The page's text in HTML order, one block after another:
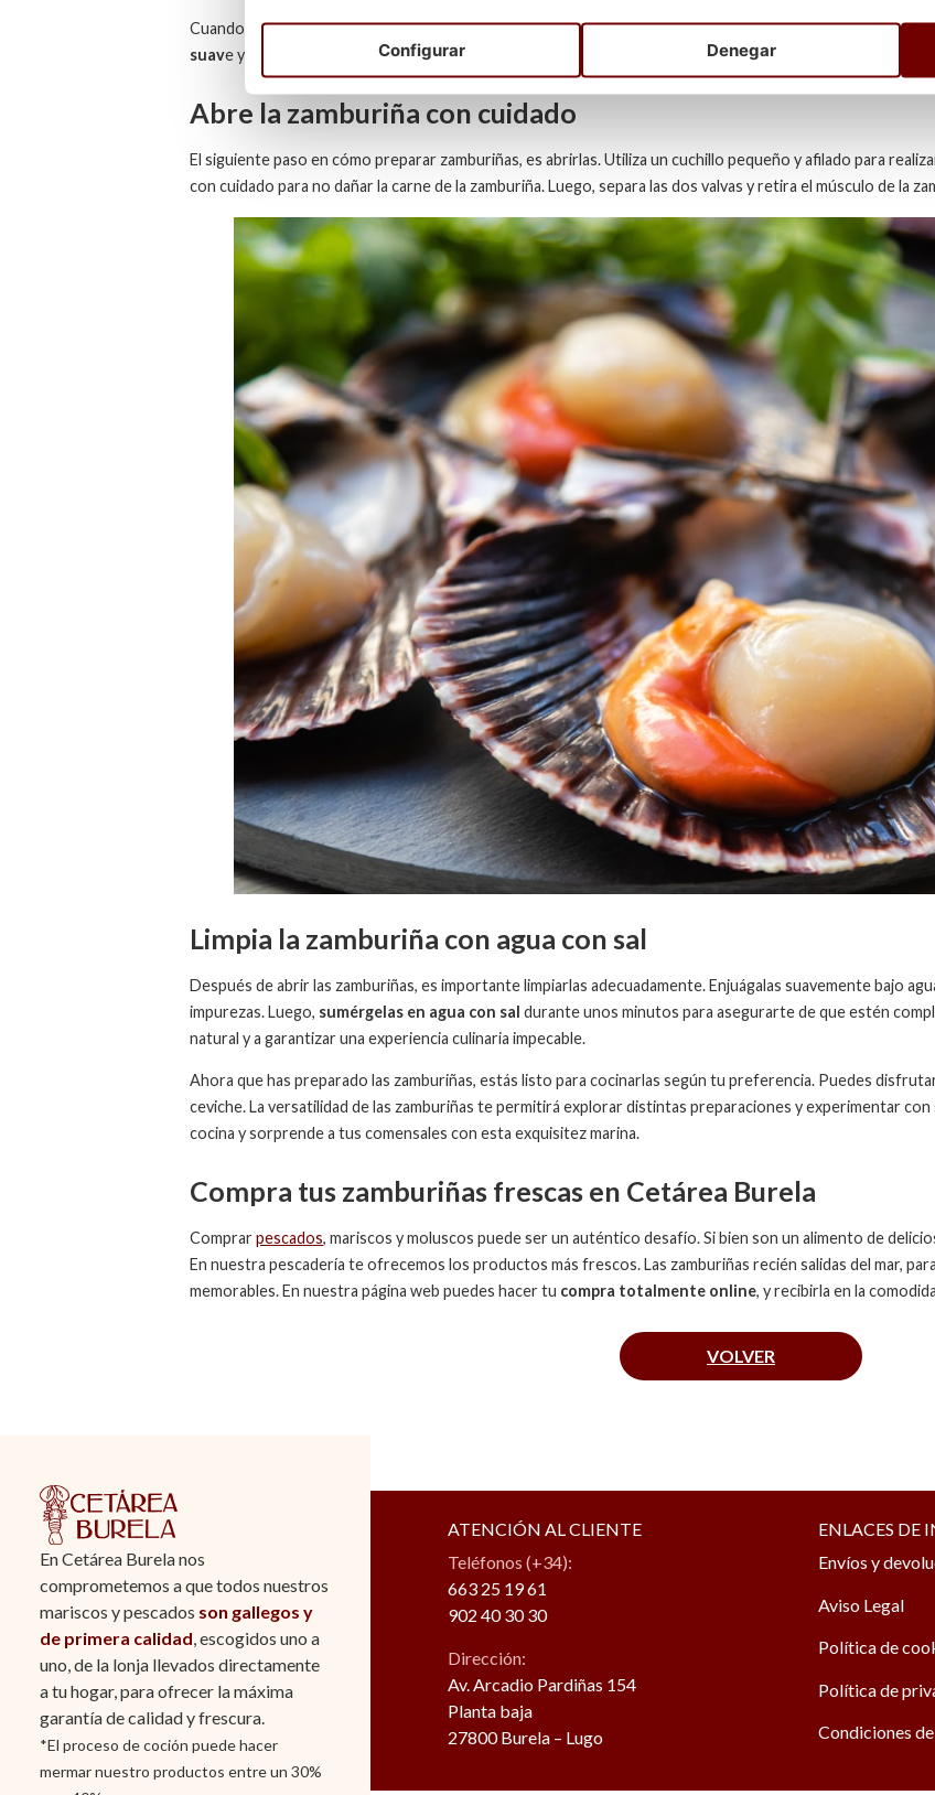
Cuando vayas a adquirir zamburiñas, asegúrate de elegir aquellas que estén frescas y vivas. Esto se debe
suave y un sabor más intenso. En este sentido, es vital que las compres en un lugar que te de garantía de
Abre la zamburiña con cuidado
El siguiente paso en cómo preparar zamburiñas, es abrirlas. Utiliza un cuchillo pequeño y afilado para
con cuidado para no dañar la carne de la zamburiña. Luego, separa las dos valvas y retira el músculo de la
Limpia la zamburiña con agua con sal
Después de abrir las zamburiñas, es importante limpiarlas adecuadamente. Enjuágalas suavemente bajo
impurezas. Luego, sumérgelas en agua con sal durante unos minutos para asegurarte de que estén
natural y a garantizar una experiencia culinaria impecable.
Ahora que has preparado las zamburiñas, estás listo para cocinarlas según tu preferencia. Puedes
ceviche. La versatilidad de las zamburiñas te permitirá explorar distintas preparaciones y experimentar
cocina y sorprende a tus comensales con esta exquisitez marina.
Compra tus zamburiñas frescas en Cetárea Burela
Comprarpescados, mariscos y moluscos puede ser un auténtico desafío. Si bien son un alimento de
En nuestra pescadería te ofrecemos los productos más frescos. Las zamburiñas recién salidas del mar,
memorables. En nuestra página web puedes hacer tu compra totalmente online, y recibirla en la
VOLVER
En Cetárea Burela nos
comprometemos a que todos nuestros
mariscos y pescados son gallegos y
de primera calidad, escogidos uno a
uno, de la lonja llevados directamente
a tu hogar, para ofrecer la máxima
garantía de calidad y frescura.
*El proceso de coción puede hacer
mermar nuestro productos entre un 30%
ATENCIÓN AL CLIENTE
Teléfonos (+34):
663 25 19 61
902 40 30 30
Dirección:
Av. Arcadio Pardiñas 154
Planta baja
27800 Burela – Lugo
ENLACES DE
Envíos y
Aviso Legal
Política de
Política de
Condiciones
Configurar Denegar